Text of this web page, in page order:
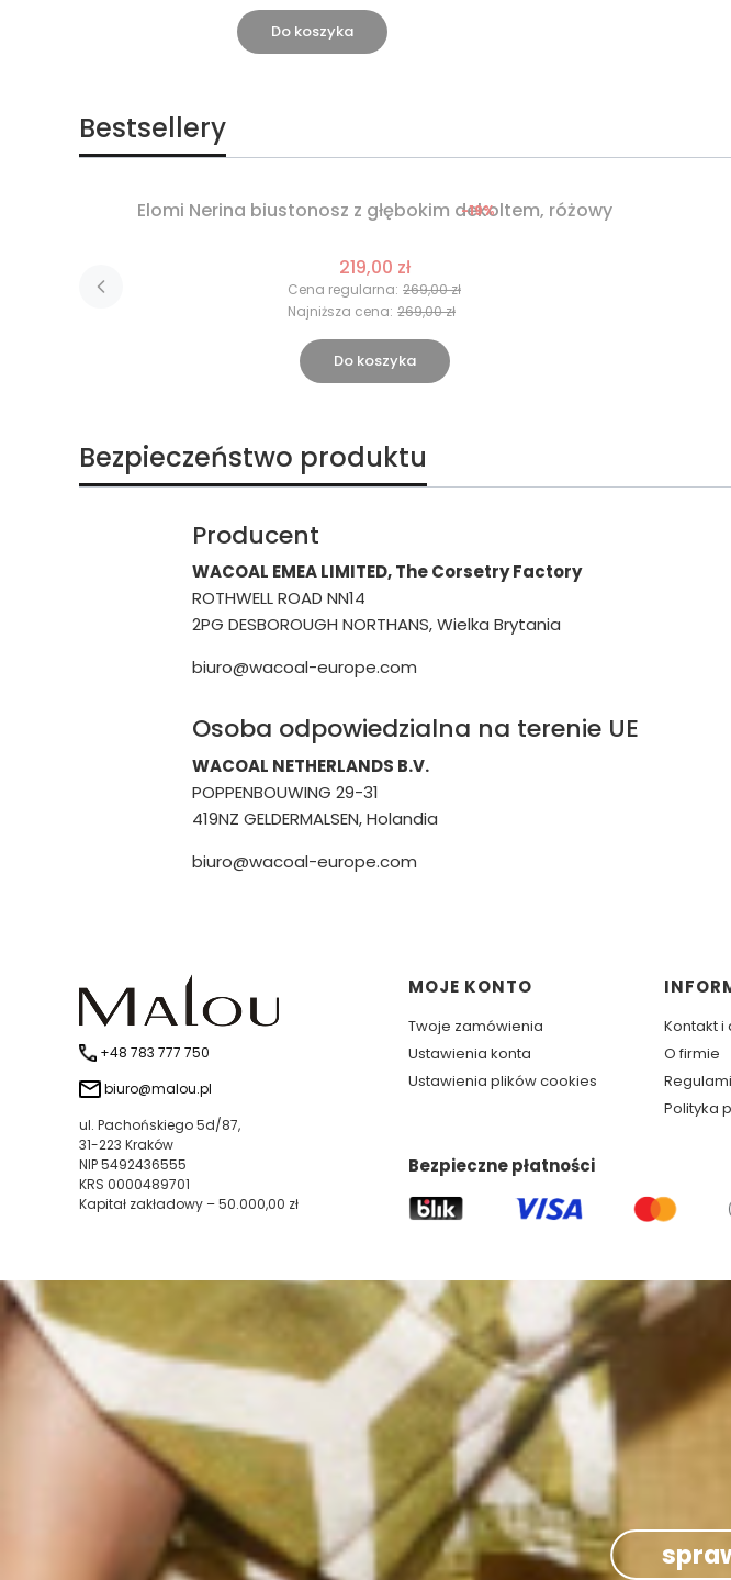
Do koszyka
Bestsellery
Okazja
Elomi Nerina biustonosz z głębokim dekoltem, różowy
219,00 zł
Cena regularna: 269,00 zł
-19%
Najniższa cena: 269,00 zł
Do koszyka
Bezpieczeństwo produktu
Producent
WACOAL EMEA LIMITED, The Corsetry Factory
ROTHWELL ROAD NN14
2PG DESBOROUGH NORTHANS, Wielka Brytania
biuro@wacoal-europe.com
Osoba odpowiedzialna na terenie UE
WACOAL NETHERLANDS B.V.
POPPENBOUWING 29-31
419NZ GELDERMALSEN, Holandia
biuro@wacoal-europe.com
+48 783 777 750
biuro@malou.pl
ul. Pachońskiego 5d/87,
31-223 Kraków
NIP 5492436555
KRS 0000489701
Kapitał zakładowy – 50.000,00 zł
Linki w stopce
MOJE KONTO
Twoje zamówienia
Ustawienia konta
Ustawienia plików cookies
Kontakt i
O firmie
Polityka
Bezpieczne płatności